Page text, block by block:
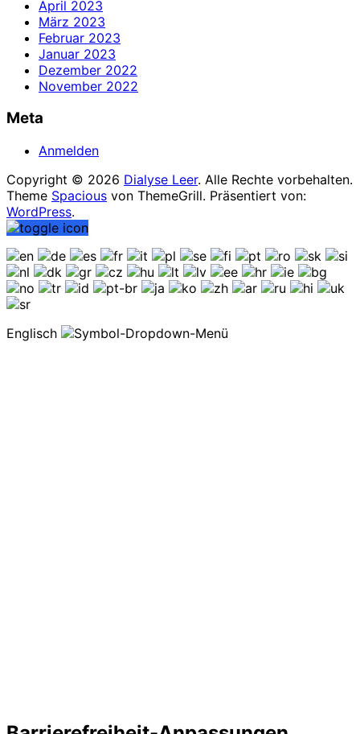
April 2023
März 2023
Februar 2023
Januar 2023
Dezember 2022
November 2022
Meta
Anmelden
Copyright © 2026 Dialyse Leer. Alle Rechte vorbehalten.
Theme Spacious von ThemeGrill. Präsentiert von:
WordPress.
Englisch